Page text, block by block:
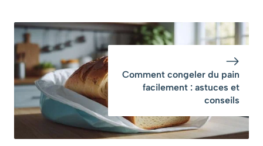
Comment congeler du pain
facilement : astuces et
conseils